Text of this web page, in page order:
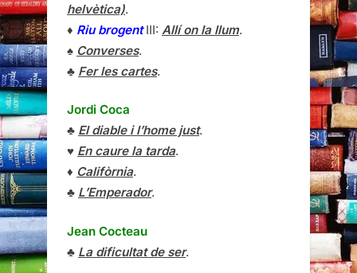
helvètica).
♦ Riu brogentIII: Allí on la llum.
♠ Converses.
♣ Fer les cartes.
Jordi Coca
♣ El diable i l’home just.
♥ En caure la tarda.
♦ Califòrnia.
♣ L’Emperador.
Jean Cocteau
♣ La dificultat de ser.